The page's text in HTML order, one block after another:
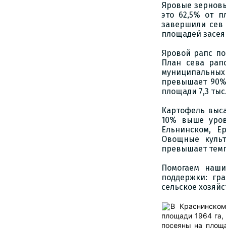
Яровые
это 62,5% от
завершили сев
площадей
Яровой рапс
План сева
превышает
площади 7,3
Картофель
10% выше
Ельнинском,
Овощные
превышает
Помогаем
поддержки:
сельское
В
площади 1964 га,
посеяны на